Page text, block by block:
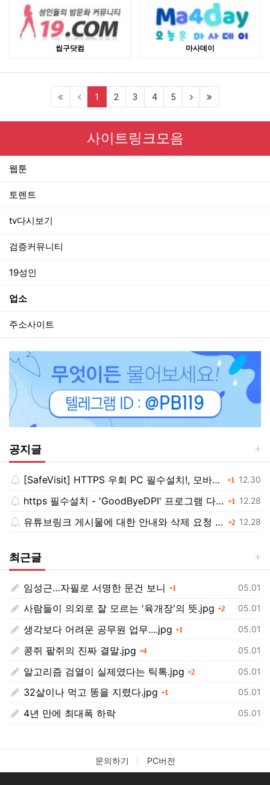
씹구닷컴 마사데이
1 (current)
2 3 4 5
사이트링크모음
웹툰
토렌트
tv다시보기
검증커뮤니티
19성인
업소
주소사이트
공지글
등록일
12.30
[SafeVisit] HTTPS 우회 PC 필수설치!, 모바일 최강속도 1댓글
등록일
12.28
https 필수설치 - 'GoodByeDPI' 프로그램 다운로드<< 1댓글
등록일
12.28
유튜브링크 게시물에 대한 안내와 삭제 요청 공지 2댓글
최근글
등록일
05.01
임성근…자필로 서명한 문건 보니 1
등록일
05.01
사람들이 의외로 잘 모르는 '육개장'의 뜻.jpg 2댓글
등록일
05.01
생각보다 어려운 공무원 업무....jpg 1
등록일
05.01
콩쥐 팥쥐의 진짜 결말.jpg 4댓글
등록일
05.01
알고리즘 검열이 실제였다는 틱톡.jpg 2댓글
등록일
05.01
32살이나 먹고 똥을 지렸다.jpg 1
등록일
05.01
4년 만에 최대폭 하락
문의하기 PC버전